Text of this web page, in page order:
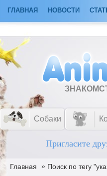
ГЛАВНАЯ НОВОСТИ
Собаки
Пригласите
Главная » Поиск по тегу